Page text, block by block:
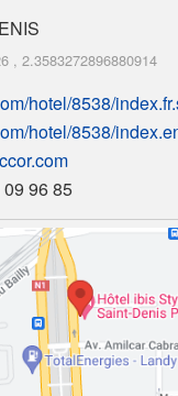
, 2.3583272896880914
hotel/8538/
hotel/8538/
96 85